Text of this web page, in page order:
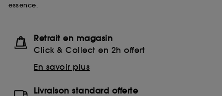
essence.
Retrait en magasin
Click & Collect en 2h offert
En savoir plus
Livraison standard offerte